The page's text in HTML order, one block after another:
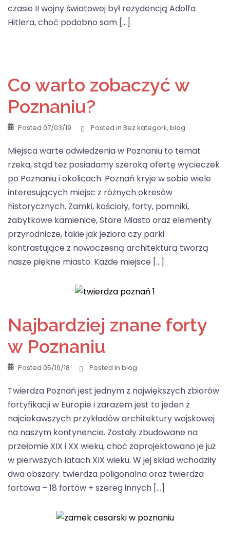
czasie II wojny światowej był rezydencją Adolfa
Hitlera, choć podobno sam […]
Co warto zobaczyć w
Poznaniu?
Posted 07/03/19 Posted in Bez kategorii, blog
Miejsca warte odwiedzenia w Poznaniu to temat
rzeka, stąd też posiadamy szeroką ofertę wycieczek
po Poznaniu i okolicach. Poznań kryje w sobie wiele
interesujących miejsc z różnych okresów
historycznych. Zamki, kościoły, forty, pomniki,
zabytkowe kamienice, Stare Miasto oraz elementy
przyrodnicze, takie jak jeziora czy parki
kontrastujące z nowoczesną architekturą tworzą
nasze piękne miasto. Każde miejsce […]
Najbardziej znane forty
w Poznaniu
Posted 05/10/18 Posted in blog
Twierdza Poznań jest jednym z największych zbiorów
fortyfikacji w Europie i zarazem jest to jeden z
najciekawszych przykładów architektury wojskowej
na naszym kontynencie. Zostały zbudowane na
przełomie XIX i XX wieku, choć zaprojektowano je już
w pierwszych latach XIX wieku. W jej skład wchodziły
dwa obszary: twierdza poligonalna oraz twierdza
fortowa – 18 fortów + szereg innych […]